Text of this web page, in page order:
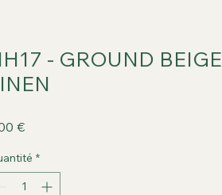
- GROUND BEIGE
€Prix
*